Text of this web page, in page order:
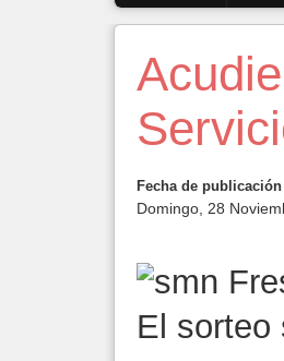
Fecha de publicación
Domingo, 28
El sorteo